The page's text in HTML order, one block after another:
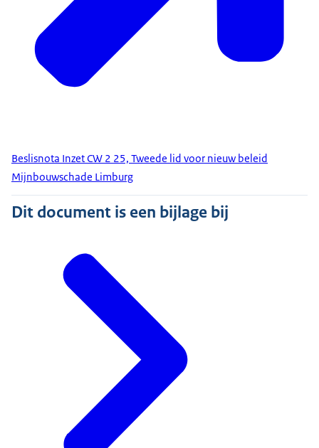
Beslisnota Inzet CW 2 25, Tweede lid voor nieuw beleid
Mijnbouwschade Limburg
Dit document is een bijlage bij